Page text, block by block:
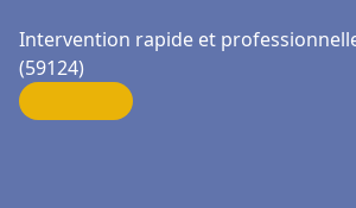
Intervention rapide et
(59124)